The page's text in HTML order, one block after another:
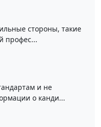
стороны, такие
профес...
и не
о канди...